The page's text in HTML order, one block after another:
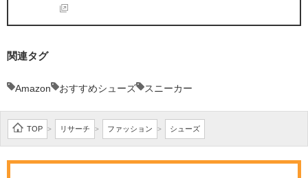
関連タグ
Amazon おすすめシューズ スニーカー
TOP > リサーチ > ファッション > シューズ